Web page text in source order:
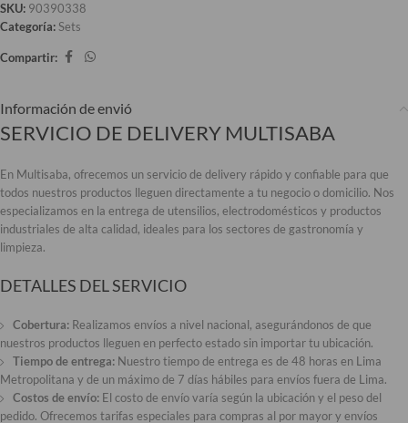
SKU: 90390338
Categoría:Sets
Compartir:
Información de envió
SERVICIO DE DELIVERY MULTISABA
En Multisaba, ofrecemos un servicio de delivery rápido y confiable para que
todos nuestros productos lleguen directamente a tu negocio o domicilio. Nos
especializamos en la entrega de utensilios, electrodomésticos y productos
industriales de alta calidad, ideales para los sectores de gastronomía y
limpieza.
DETALLES DEL SERVICIO
Cobertura: Realizamos envíos a nivel nacional, asegurándonos de que
nuestros productos lleguen en perfecto estado sin importar tu ubicación.
Tiempo de entrega: Nuestro tiempo de entrega es de 48 horas en Lima
Metropolitana y de un máximo de 7 días hábiles para envíos fuera de Lima.
Costos de envío: El costo de envío varía según la ubicación y el peso del
pedido. Ofrecemos tarifas especiales para compras al por mayor y envíos